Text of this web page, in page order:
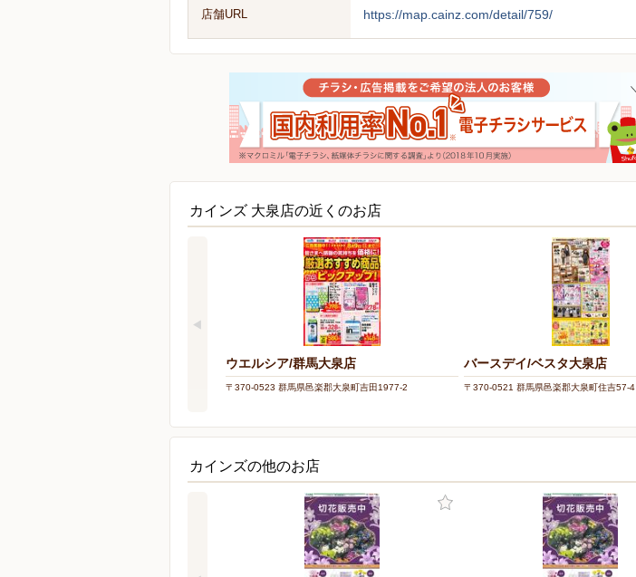
店舗URL https://map.cainz.com/detail/759/
カインズ 大泉店の近くのお店
ウエルシア/群馬大泉店
〒370-0523 群馬県邑楽郡大泉町吉田1977-2
バースデイ/ベスタ大泉店
〒370-0521 群馬県邑楽郡大泉町住吉57-4
カインズの他のお店